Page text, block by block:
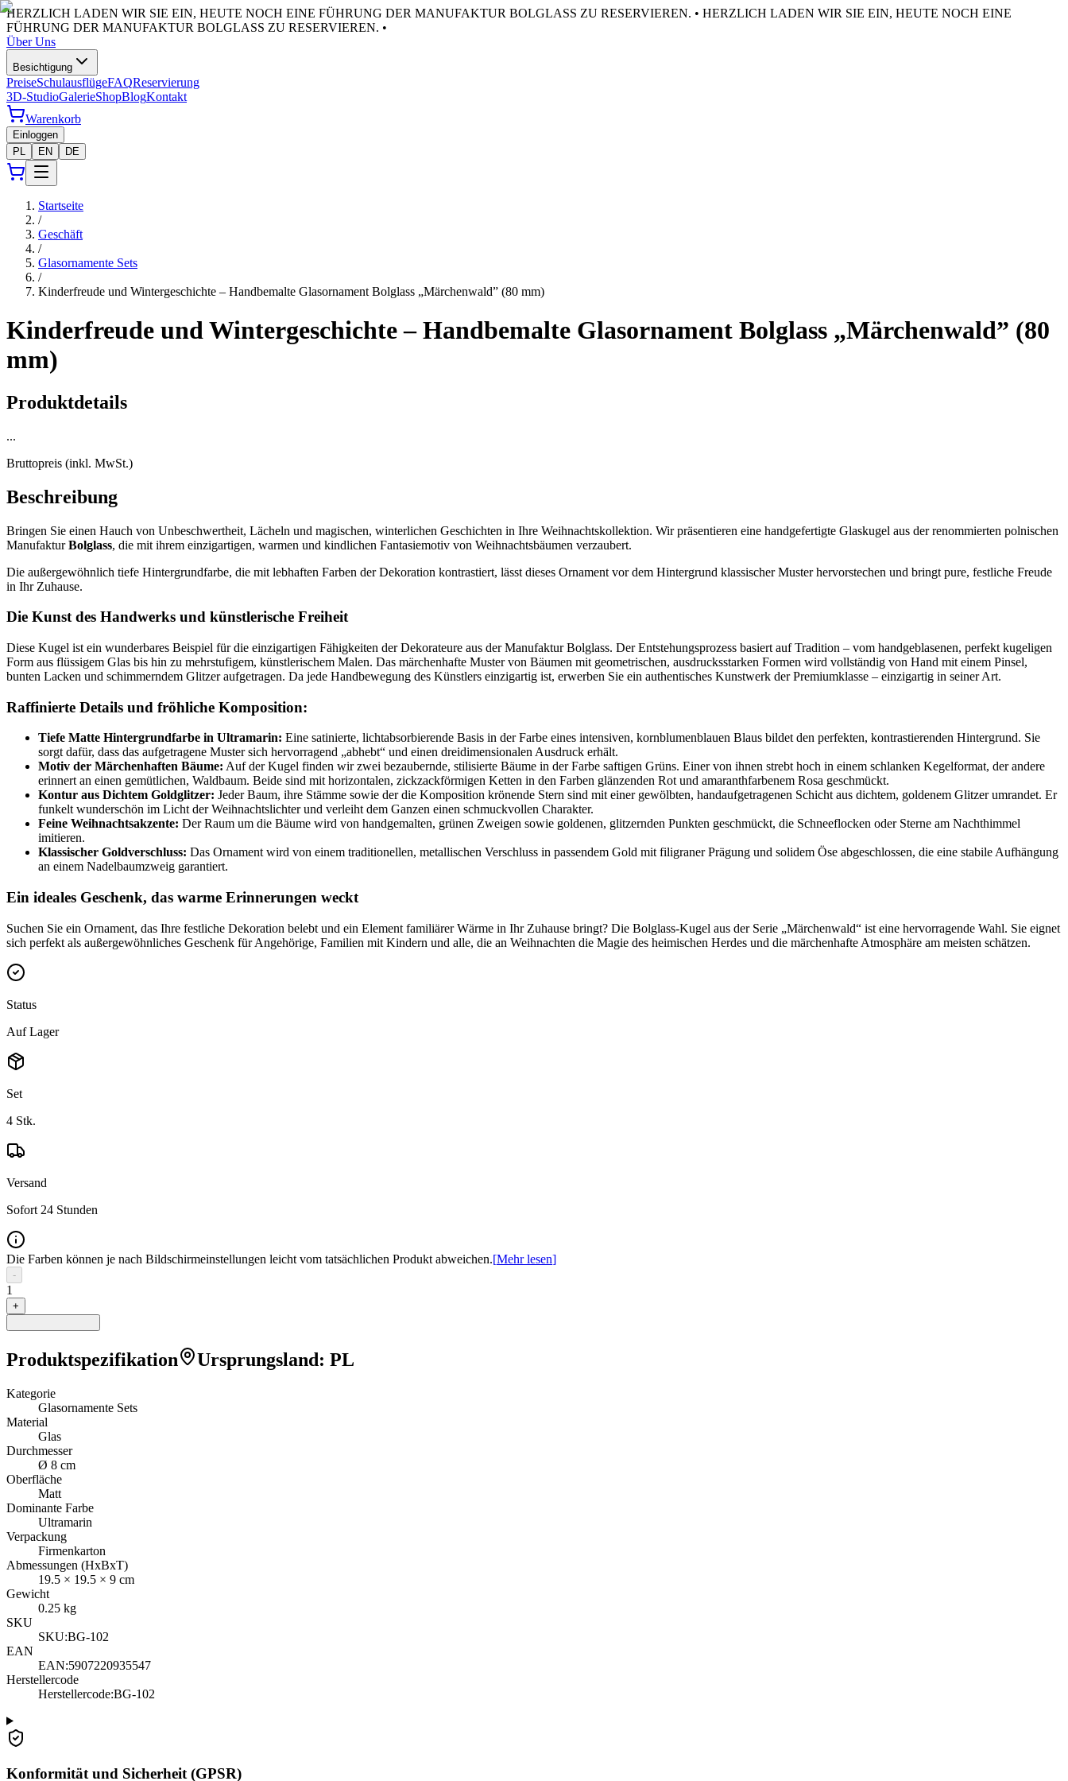
HERZLICH LADEN WIR SIE EIN, HEUTE NOCH EINE FÜHRUNG DER MANUFAKTUR BOLGLASS ZU RESERVIEREN. • HERZLICH LADEN WIR SIE EIN, HEUTE NOCH EINE
FÜHRUNG DER MANUFAKTUR BOLGLASS ZU RESERVIEREN. •
Über Uns
Besichtigung
PreiseSchulausflügeFAQReservierung
3D-StudioGalerieShopBlogKontakt
Warenkorb
Einloggen
PL
EN DE
Startseite
/
Geschäft
/
Glasornamente Sets
/
Kinderfreude und Wintergeschichte – Handbemalte Glasornament Bolglass „Märchenwald” (80 mm)
Kinderfreude und Wintergeschichte – Handbemalte Glasornament Bolglass „Märchenwald” (80
mm)
Produktdetails
...
Bruttopreis (inkl. MwSt.)
Beschreibung
Bringen Sie einen Hauch von Unbeschwertheit, Lächeln und magischen, winterlichen Geschichten in Ihre Weihnachtskollektion. Wir präsentieren eine handgefertigte Glaskugel aus der renommierten polnischen
ManufakturBolglass, die mit ihrem einzigartigen, warmen und kindlichen Fantasiemotiv von Weihnachtsbäumen verzaubert.
Die außergewöhnlich tiefe Hintergrundfarbe, die mit lebhaften Farben der Dekoration kontrastiert, lässt dieses Ornament vor dem Hintergrund klassischer Muster hervorstechen und bringt pure, festliche Freude
in Ihr Zuhause.
Die Kunst des Handwerks und künstlerische Freiheit
Diese Kugel ist ein wunderbares Beispiel für die einzigartigen Fähigkeiten der Dekorateure aus der Manufaktur Bolglass. Der Entstehungsprozess basiert auf Tradition – vom handgeblasenen, perfekt kugeligen
Form aus flüssigem Glas bis hin zu mehrstufigem, künstlerischem Malen. Das märchenhafte Muster von Bäumen mit geometrischen, ausdrucksstarken Formen wird vollständig von Hand mit einem Pinsel,
bunten Lacken und schimmerndem Glitzer aufgetragen. Da jede Handbewegung des Künstlers einzigartig ist, erwerben Sie ein authentisches Kunstwerk der Premiumklasse – einzigartig in seiner Art.
Raffinierte Details und fröhliche Komposition:
Tiefe Matte Hintergrundfarbe in Ultramarin: Eine satinierte, lichtabsorbierende Basis in der Farbe eines intensiven, kornblumenblauen Blaus bildet den perfekten, kontrastierenden Hintergrund. Sie
sorgt dafür, dass das aufgetragene Muster sich hervorragend „abhebt“ und einen dreidimensionalen Ausdruck erhält.
Motiv der Märchenhaften Bäume: Auf der Kugel finden wir zwei bezaubernde, stilisierte Bäume in der Farbe saftigen Grüns. Einer von ihnen strebt hoch in einem schlanken Kegelformat, der andere
erinnert an einen gemütlichen, Waldbaum. Beide sind mit horizontalen, zickzackförmigen Ketten in den Farben glänzenden Rot und amaranthfarbenem Rosa geschmückt.
Kontur aus Dichtem Goldglitzer: Jeder Baum, ihre Stämme sowie der die Komposition krönende Stern sind mit einer gewölbten, handaufgetragenen Schicht aus dichtem, goldenem Glitzer umrandet. Er
funkelt wunderschön im Licht der Weihnachtslichter und verleiht dem Ganzen einen schmuckvollen Charakter.
Feine Weihnachtsakzente: Der Raum um die Bäume wird von handgemalten, grünen Zweigen sowie goldenen, glitzernden Punkten geschmückt, die Schneeflocken oder Sterne am Nachthimmel
imitieren.
Klassischer Goldverschluss: Das Ornament wird von einem traditionellen, metallischen Verschluss in passendem Gold mit filigraner Prägung und solidem Öse abgeschlossen, die eine stabile Aufhängung
an einem Nadelbaumzweig garantiert.
Ein ideales Geschenk, das warme Erinnerungen weckt
Suchen Sie ein Ornament, das Ihre festliche Dekoration belebt und ein Element familiärer Wärme in Ihr Zuhause bringt? Die Bolglass-Kugel aus der Serie „Märchenwald“ ist eine hervorragende Wahl. Sie eignet
sich perfekt als außergewöhnliches Geschenk für Angehörige, Familien mit Kindern und alle, die an Weihnachten die Magie des heimischen Herdes und die märchenhafte Atmosphäre am meisten schätzen.
Status
Auf Lager
Set
4 Stk.
Versand
Sofort 24 Stunden
Die Farben können je nach Bildschirmeinstellungen leicht vom tatsächlichen Produkt abweichen.[Mehr lesen]
-
1
+
Produktspezifikation Ursprungsland: PL
Kategorie
Glasornamente Sets
Material
Glas
Durchmesser
Ø 8 cm
Oberfläche
Matt
Dominante Farbe
Ultramarin
Verpackung
Firmenkarton
Abmessungen (HxBxT)
19.5 × 19.5 × 9 cm
Gewicht
0.25 kg
SKU
SKU:BG-102
EAN
EAN:5907220935547
Herstellercode
Herstellercode:BG-102
Konformität und Sicherheit (GPSR)